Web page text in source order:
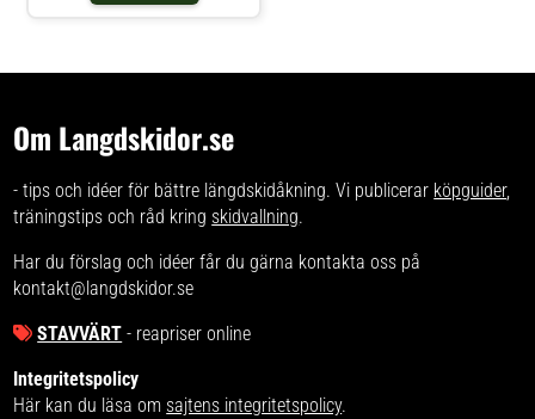
Om Langdskidor.se
- tips och idéer för bättre längdskidåkning. Vi publicerar köpguider,
träningstips och råd kring skidvallning.
Har du förslag och idéer får du gärna kontakta oss på
kontakt@langdskidor.se
STAVVÄRT - reapriser online
Integritetspolicy
Här kan du läsa om sajtens integritetspolicy.